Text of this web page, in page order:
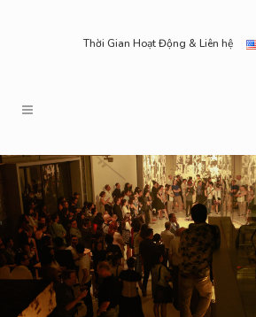
Thời Gian Hoạt Động & Liên hệ